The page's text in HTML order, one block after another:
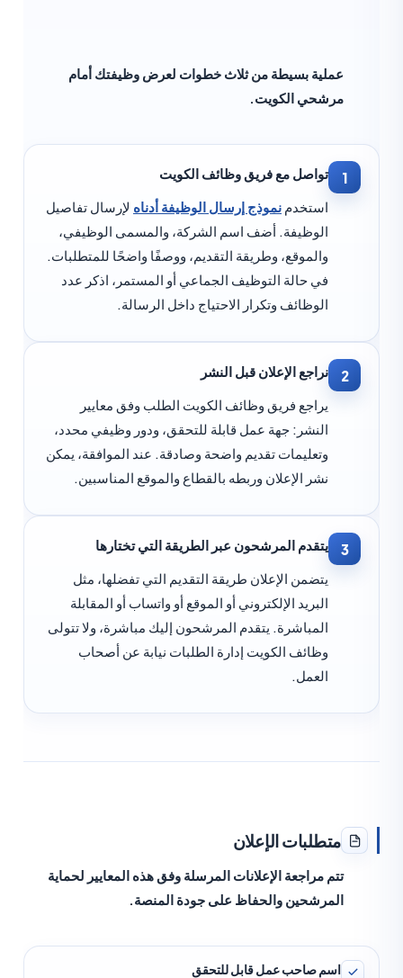
عملية بسيطة من ثلاث خطوات لعرض وظيفتك أمام
مرشحي الكويت.
تواصل مع فريق وظائف الكويت
نموذج إرسال الوظيفة أدناهلإرسال تفاصيل
الوظيفة. أضف اسم الشركة، والمسمى الوظيفي،
والموقع، وطريقة التقديم، ووصفًا واضحًا للمتطلبات.
في حالة التوظيف الجماعي أو المستمر، اذكر عدد
الوظائف وتكرار الاحتياج داخل الرسالة.
نراجع الإعلان قبل النشر
يراجع فريق وظائف الكويت الطلب وفق معايير
النشر: جهة عمل قابلة للتحقق، ودور وظيفي محدد،
وتعليمات تقديم واضحة وصادقة. عند الموافقة، يمكن
نشر الإعلان وربطه بالقطاع والموقع المناسبين.
يتقدم المرشحون عبر الطريقة التي تختارها
يتضمن الإعلان طريقة التقديم التي تفضلها، مثل
البريد الإلكتروني أو الموقع أو واتساب أو المقابلة
المباشرة. يتقدم المرشحون إليك مباشرة، ولا تتولى
وظائف الكويت إدارة الطلبات نيابة عن أصحاب
متطلبات الإعلان
تتم مراجعة الإعلانات المرسلة وفق هذه المعايير لحماية
المرشحين والحفاظ على جودة المنصة.
اسم صاحب عمل قابل للتحقق